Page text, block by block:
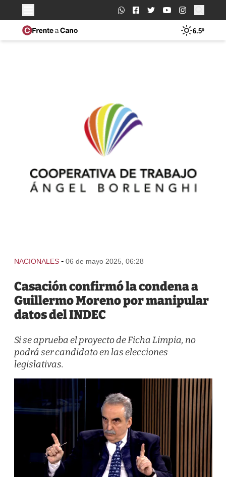
Buscar:
6.5º
NACIONALES - 06 de mayo 2025, 06:28
Casación confirmó la condena a
Guillermo Moreno por manipular
datos del INDEC
Si se aprueba el proyecto de Ficha Limpia, no
podrá ser candidato en las elecciones
legislativas.